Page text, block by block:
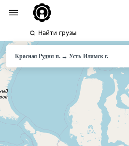
Найти грузы
Красная Рудня п.→Усть-Илимск г.